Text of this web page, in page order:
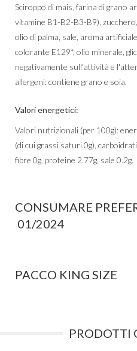
Sciroppo di mais, farina di grano
vitamine B1-B2-B3-B9),
olio di palma, sale, aroma
colorante E129*, olio minerale,
negativamente sull'attività e
allergeni: contiene grano e soia.
Valori energetici:
Valori nutrizionali (per 100g):
(di cui grassi saturi 0g),
fibre 0g, proteine 2.77g, sale 0.2g.
CONSUMARE
01/2024
PACCO KING SIZE
PRODOTTI